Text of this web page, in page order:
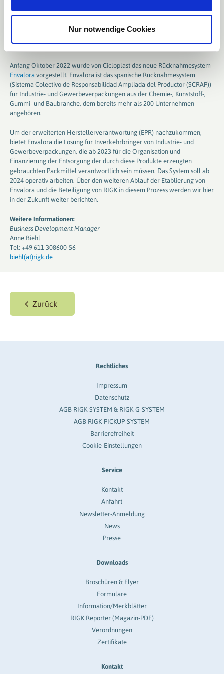
Nur notwendige Cookies
wurde, arbeitet aktiv mit an der Ausgestaltung eines dieser
Recyclingsysteme für Industrie- und Gewerbeverpackungen. RIGK steht
Rücknahmesystemen beratend zur Seite.
Anfang Oktober 2022 wurde von Cicloplast das neue Rücknahmesystem
Envalora vorgestellt. Envalora ist das spanische Rücknahmesystem
(Sistema Colectivo de Responsabilidad Ampliada del Productor (SCRAP))
für Industrie- und Gewerbeverpackungen aus der Chemie-, Kunststoff-,
Gummi- und Baubranche, dem bereits mehr als 200 Unternehmen
angehören.
Um der erweiterten Herstellerverantwortung (EPR) nachzukommen,
bietet Envalora die Lösung für Inverkehrbringer von Industrie- und
Gewerbeverpackungen, die ab 2023 für die Organisation und
Finanzierung der Entsorgung der durch diese Produkte erzeugten
gebrauchten Packmittel verantwortlich sein müssen. Das System soll ab
2024 operativ arbeiten. Über den weiteren Ablauf der Etablierung von
Envalora und die Beteiligung von RIGK in diesem Prozess werden wir hier
in der Zukunft weiter berichten.
Weitere Informationen:
Business Development Manager
Anne Biehl
Tel: +49 611 308600-56
biehl(at)rigk.de
Zurück
Rechtliches
Impressum
Datenschutz
AGB RIGK-SYSTEM & RIGK-G-SYSTEM
AGB RIGK-PICKUP-SYSTEM
Barrierefreiheit
Cookie-Einstellungen
Service
Kontakt
Anfahrt
Newsletter-Anmeldung
News
Presse
Downloads
Broschüren & Flyer
Formulare
Information/Merkblätter
RIGK Reporter (Magazin-PDF)
Verordnungen
Zertifikate
Kontakt